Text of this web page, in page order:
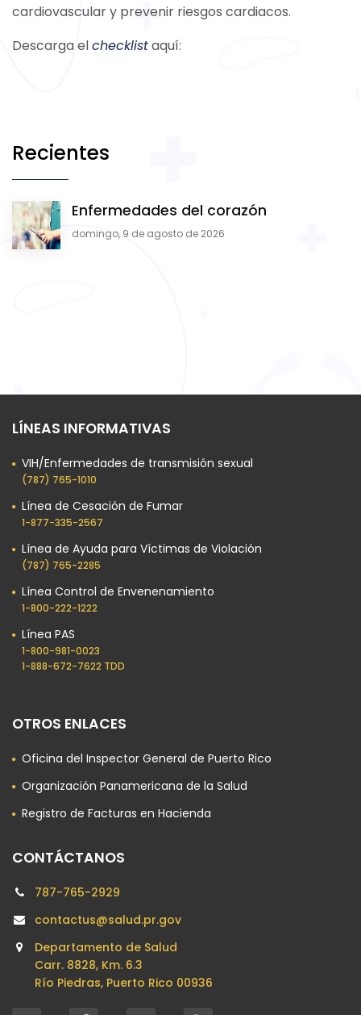
cardiovascular y prevenir riesgos cardiacos.
Descarga elchecklistaquí:
Recientes
Enfermedades del corazón
domingo, 9 de agosto de 2026
OTROS ENLACES
Oficina del Inspector General de Puerto Rico
Organización Panamericana de la Salud
Registro de Facturas en Hacienda
LÍNEAS INFORMATIVAS
VIH/Enfermedades de transmisión sexual
(787) 765-1010
Línea de Cesación de Fumar
1-877-335-2567
Línea de Ayuda para Víctimas de Violación
(787) 765-2285
Línea Control de Envenenamiento
1-800-222-1222
Línea PAS
1-800-981-0023​
1-888-672-7622 TDD
CONTÁCTANOS
787-765-2929
contactus@salud.pr.gov
Departamento de Salud
Carr. 8828, Km. 6.3
Río Piedras, Puerto Rico 00936